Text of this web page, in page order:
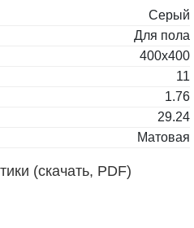
Серый
Для пола
400x400
11
1.76
29.24
Матовая
(скачать, PDF)